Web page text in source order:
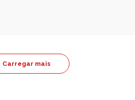
Carregar mais